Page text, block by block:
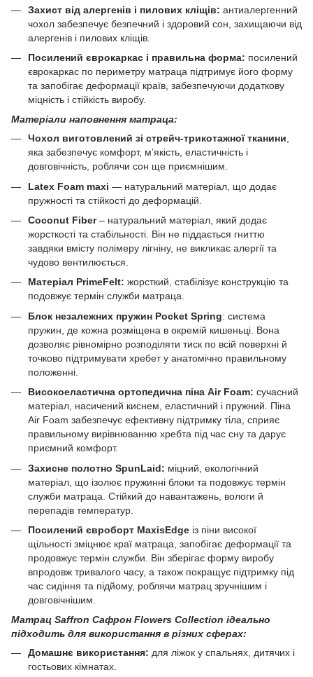
Захист від алергенів і пилових кліщів: антиалергенний
чохол забезпечує безпечний і здоровий сон, захищаючи від
алергенів і пилових кліщів.
Посилений єврокаркас і правильна форма: посилений
єврокаркас по периметру матраца підтримує його форму
та запобігає деформації країв, забезпечуючи додаткову
міцність і стійкість виробу.
Матеріали наповнення матраца:
Чохол виготовлений зі стрейч-трикотажної тканини,
яка забезпечує комфорт, м’якість, еластичність і
довговічність, роблячи сон ще приємнішим.
Latex Foam maxi — натуральний матеріал, що додає
пружності та стійкості до деформацій.
Coconut Fiber– натуральний матеріал, який додає
жорсткості та стабільності. Він не піддається гниттю
завдяки вмісту полімеру лігніну, не викликає алергії та
чудово вентилюється.
Матеріал PrimeFelt: жорсткий, стабілізує конструкцію та
подовжує термін служби матраца.
Блок незалежних пружин Pocket Spring: система
пружин, де кожна розміщена в окремій кишеньці. Вона
дозволяє рівномірно розподіляти тиск по всій поверхні й
точково підтримувати хребет у анатомічно правильному
положенні.
Високоеластична ортопедична піна Air Foam: сучасний
матеріал, насичений киснем, еластичний і пружний. Піна
Air Foam забезпечує ефективну підтримку тіла, сприяє
правильному вирівнюванню хребта під час сну та дарує
приємний комфорт.
Захисне полотно SpunLaid: міцний, екологічний
матеріал, що ізолює пружинні блоки та подовжує термін
служби матраца. Стійкий до навантажень, вологи й
перепадів температур.
Посилений євроборт MaxisEdge із піни високої
щільності зміцнює краї матраца, запобігає деформації та
продовжує термін служби. Він зберігає форму виробу
впродовж тривалого часу, а також покращує підтримку під
час сидіння та підйому, роблячи матрац зручнішим і
довговічнішим.
Матрац Saffron Сафрон Flowers Collection ідеально
підходить для використання в різних сферах:
Домашнє використання: для ліжок у спальнях, дитячих і
гостьових кімнатах.